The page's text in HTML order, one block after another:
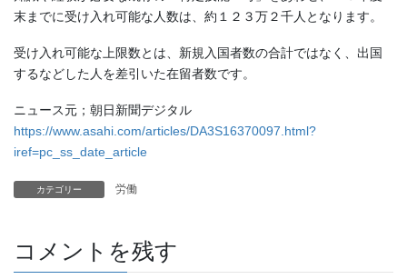
末までに受け入れ可能な人数は、約１２３万２千人となります。
受け入れ可能な上限数とは、新規入国者数の合計ではなく、出国
するなどした人を差引いた在留者数です。
ニュース元；朝日新聞デジタル
https://www.asahi.com/articles/DA3S16370097.html?
iref=pc_ss_date_article
カテゴリー 労働
コメントを残す